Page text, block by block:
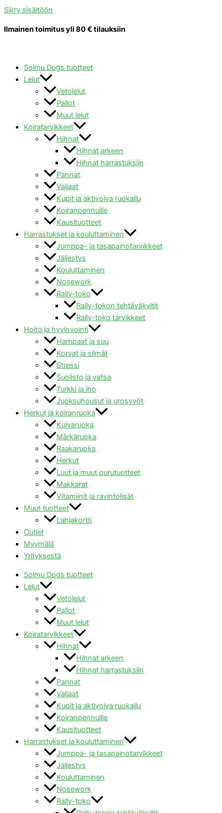
Siirry sisältöön
Ilmainen toimitus yli 80 € tilauksiin
Solmu Dogs tuotteet
Lelut
Vetolelut
Pallot
Muut lelut
Koiratarvikkeet
Hihnat
Hihnat arkeen
Hihnat harrastuksiin
Pannat
Valjaat
Kupit ja aktivoiva ruokailu
Koiranpennuille
Kausituotteet
Harrastukset ja kouluttaminen
Jumppa- ja tasapainotarvikkeet
Jäljestys
Kouluttaminen
Nosework
Rally-toko
Rally-tokon tehtäväkyltit
Rally-toko tarvikkeet
Hoito ja hyvinvointi
Hampaat ja suu
Korvat ja silmät
Stressi
Suolisto ja vatsa
Turkki ja iho
Juoksuhousut ja urosvyöt
Herkut ja koiranruoka
Kuivaruoka
Märkäruoka
Raakaruoka
Herkut
Luut ja muut purutuotteet
Makkarat
Vitamiinit ja ravintolisät
Muut tuotteet
Lahjakortti
Outlet
Myymälä
Yrityksestä
Solmu Dogs tuotteet
Lelut
Vetolelut
Pallot
Muut lelut
Koiratarvikkeet
Hihnat
Hihnat arkeen
Hihnat harrastuksiin
Pannat
Valjaat
Kupit ja aktivoiva ruokailu
Koiranpennuille
Kausituotteet
Harrastukset ja kouluttaminen
Jumppa- ja tasapainotarvikkeet
Jäljestys
Kouluttaminen
Nosework
Rally-toko